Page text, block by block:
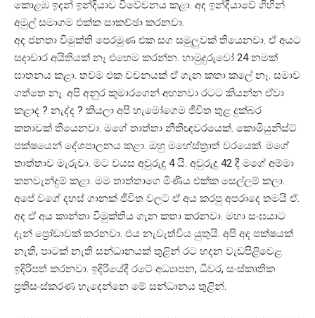
කොළඹ ඉදන් ඉන්දියාව විවේචනය කළා. අද ඉන්දියාවේ ගිහින්
අමුල් සමාගම එක්ක සාකච්ඡා කරනවා.
අද ජනතා විමුක්ති පෙරමුණ එක සග සමුලුවක් තියෙනවා. ඒ අයට
සදාචාර අයිතියක් නෑ එහෙම කරන්න. හාමුදුරුවෝ 24 නමක්
ඝාතනය කළා. තවම එක වචනයක් ඒ ගැන කතා කලේ නෑ. සමාව
ගත්තෙ නෑ. අපි අනුර කුමාරගෙන් අහනවා රටට කියන්න ඒවා
කළාද ? නැද්ද ? කියලා අපි හැමෝගෙම ජීවිත තුළ දුක්බර
කතාවක් තියෙනවා. මගේ තාත්තා නීතීඥවරයෙක්. කොමියුනිස්ට්
පක්ෂයෙන් දේශපාලනය කළා. ඔහු මහේස්ත්‍රාත් වරයෙක්. මගේ
තාත්තාව මැරුවා. මට වයස අවුරුදු 4 යි. අවුරුදු 42 දී මගේ අම්මා
කනවැන්දුම් කළා. මම තාත්තාගෙ මිණිය එක්ක සෙල්ලම් කලා.
අපේ වගේ දහස් ගානක් ජීවිත වලට ඒ අය කරපු අපරාදෙ තමයි ඒ.
අද ඒ අය කාන්තා විමුක්තිය ගැන කතා කරනවා. මහා සංඝයාට
දැන් ප්‍රෝඩාවක් කරනවා. එය නැවැත්විය යුතුයි. අපි අද පක්ෂයක්
නැති, පාටක් නැති සන්ධානයක් තුළින් රට හදන වැඩපිළිවෙළ
ඉදිරිපත් කරනවා. ඉදිරියේදී රටේ අධ්‍යාපන, ධීවර, සංස්කෘතික
ප්‍රතිසංස්කරණ හැදෙන්නෙ මේ සන්ධානය තුළින්.